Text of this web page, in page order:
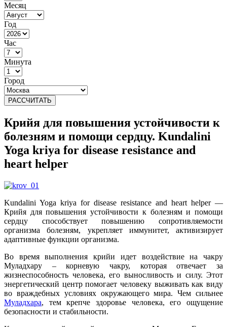
Месяц
Год
Час
Минута
Город
РАССЧИТАТЬ
Крийя для повышения устойчивости к
болезням и помощи сердцу. Kundalini
Yoga kriya for disease resistance and
heart helper
Kundalini Yoga kriya for disease resistance and heart helper —
Крийя для повышения устойчивости к болезням и помощи
сердцу способствует повышению сопротивляемости
организма болезням, укрепляет иммунитет, активизирует
адаптивные функции организма.
Во время выполнения крийи идет воздействие на чакру
Муладхару – корневую чакру, которая отвечает за
жизнеспособность человека, его выносливость и силу. Этот
энергетический центр помогает человеку выживать как виду
во враждебных условиях окружающего мира. Чем сильнее
Муладхара, тем крепче здоровье человека, его ощущение
безопасности и стабильности.